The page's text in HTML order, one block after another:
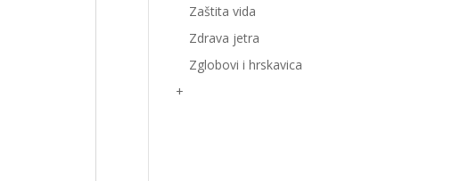
Zaštita vida
Zdrava jetra
Zglobovi i hrskavica
+